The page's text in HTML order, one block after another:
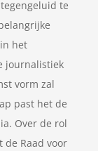
te
het
journalistiek
vorm zal
past het de
Over de rol
de Raad voor